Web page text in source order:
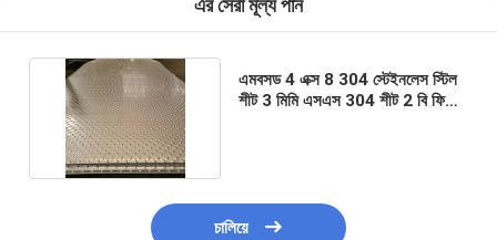
এর সেরা মূল্য পান
এমবসড 4 এক্স 8 304 স্টেইনলেস স্টিল
শীট 3 মিমি এসএস 304 শীট 2 বি ফিনিস
চালিয়ে